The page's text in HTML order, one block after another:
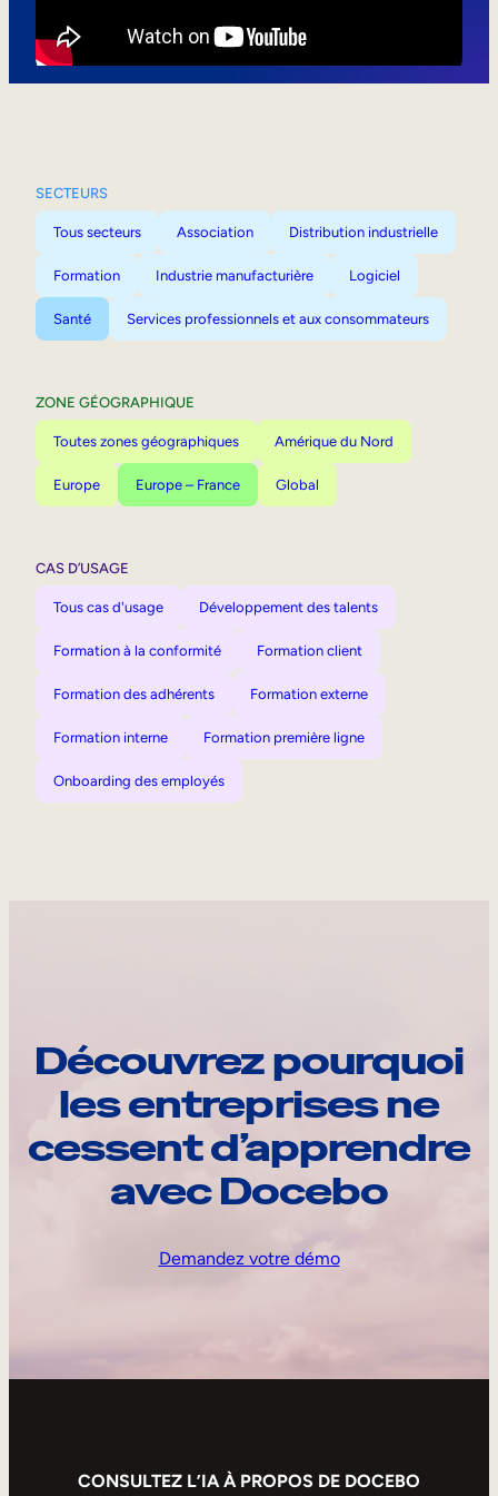
SECTEURS
Tous secteurs Association Distribution industrielle
Formation Industrie manufacturière Logiciel
Santé Services professionnels et aux consommateurs
ZONE GÉOGRAPHIQUE
Toutes zones géographiques Amérique du Nord
Europe Europe – France Global
CAS D’USAGE
Tous cas d'usage Développement des talents
Formation à la conformité Formation client
Formation des adhérents Formation externe
Formation interne Formation première ligne
Onboarding des employés
Découvrez pourquoi
les entreprises ne
cessent d’apprendre
avec Docebo
Demandez votre démo
CONSULTEZ L’IA À PROPOS DE DOCEBO